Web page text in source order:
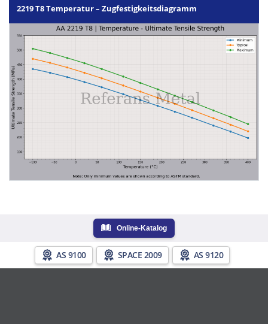
2219 T8 Temperatur – Zugfestigkeitsdiagramm
Online-Katalog
AS 9100 SPACE 2009 AS 9120